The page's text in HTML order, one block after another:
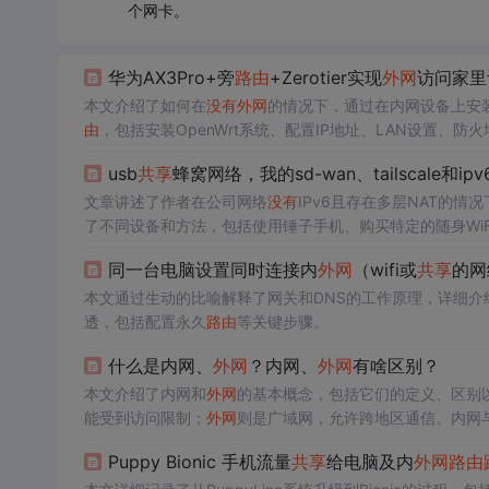
个网卡。
华为AX3Pro+旁路由+Zerotier实现外网访问家
本文介绍了如何在没有外网的情况下，通过在内网设备上
由 ，包括安装OpenWrt系统、配置IP地址、LAN设置、防
usb共享蜂窝网络，我的sd-wan、tailscale和
文章讲述了作者在公司网络没有IPv6且存在多层NAT的情
了不同设备和方法，包括使用锤子手机、购买特定的随身
同一台电脑设置同时连接内外网 （wifi或共享的
本文通过生动的比喻解释了网关和DNS的工作原理，详细介
透，包括配置永久 路由等关键步骤。
什么是内网、 外网 ？内网、 外网有啥区别？
本文介绍了内网和外网的基本概念，包括它们的定义、区
能受到访问限制； 外网则是广域网，允许跨地区通信。内网
共享同一个 外网IP。
Puppy Bionic 手机流量共享给电脑及内外网路由